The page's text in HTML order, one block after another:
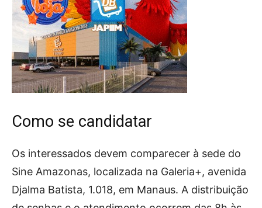
Como se candidatar
Os interessados devem comparecer à sede do
Sine Amazonas, localizada na Galeria+, avenida
Djalma Batista, 1.018, em Manaus. A distribuição